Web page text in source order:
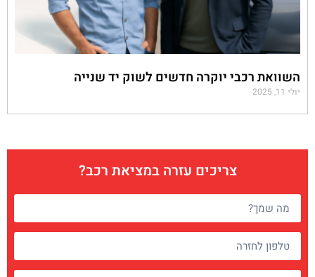
השוואת רכבי יוקרה חדשים לשוק יד שנייה
יולי 11, 2025
צריכים עזרה במציאת רכב?